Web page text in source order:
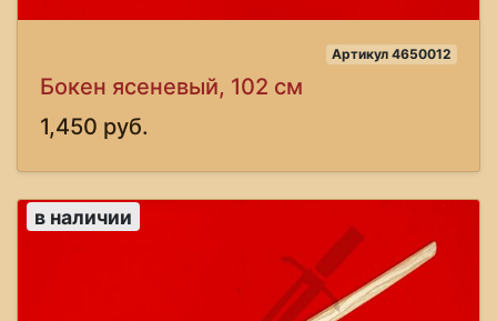
Артикул 4650012
Бокен ясеневый, 102 см
1,450 руб.
в наличии